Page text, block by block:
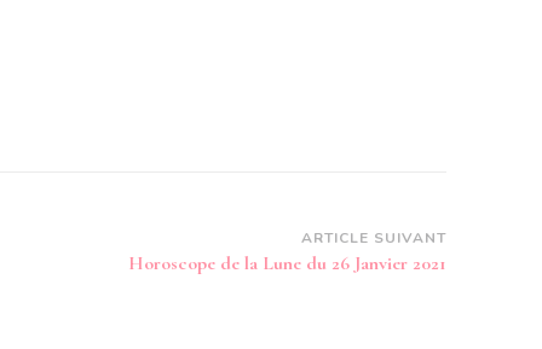
ARTICLE SUIVANT
Horoscope de la Lune du 26 Janvier 2021